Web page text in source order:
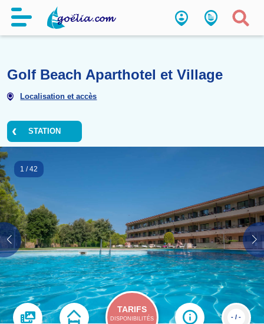
Golf Beach Aparthotel et
Localisation et accès
STATION
1 /42
TARIFS
DISPONIBILITÉS - / -